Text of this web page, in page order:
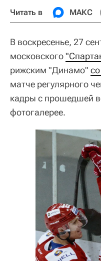
Читать в МАКС
В воскресенье, 27
московского
рижским "Динамо"
матче регулярного
кадры с прошедшей
фотогалерее.